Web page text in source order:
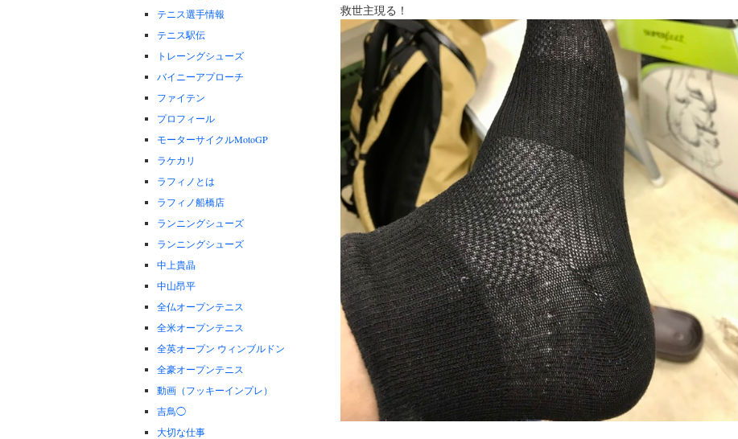
救世主現る！
テニス選手情報
テニス駅伝
トレーングシューズ
バイニーアプローチ
ファイテン
プロフィール
モーターサイクルMotoGP
ラケカリ
ラフィノとは
ラフィノ船橋店
ランニングシューズ
ランニングシューズ
中上貴晶
中山昂平
全仏オープンテニス
全米オープンテニス
全英オープン ウィンブルドン
全豪オープンテニス
動画（フッキーインプレ）
吉鳥◯
大切な仕事